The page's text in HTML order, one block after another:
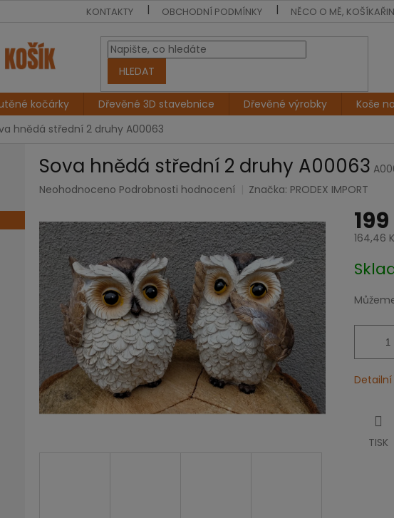
KONTAKTY OBCHODNÍ PODMÍNKY NĚCO O MĚ,
HLEDAT
kočárky Dřevěné 3D stavebnice Dřevěné výrobky
Koše
hnědá střední 2 druhy A00063
Sova hnědá střední 2 druhy A00063
Průměrné
je
0,0
z
5
hvězdiček.
Neohodnoceno Podrobnosti hodnocení Značka: PRODEX IMPORT
164,46
cena:
TISK